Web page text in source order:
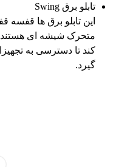
تابلو برق Swing
این تابلو برق ها
متحرک شیشه ای
کند تا دسترسی به
گیرد.